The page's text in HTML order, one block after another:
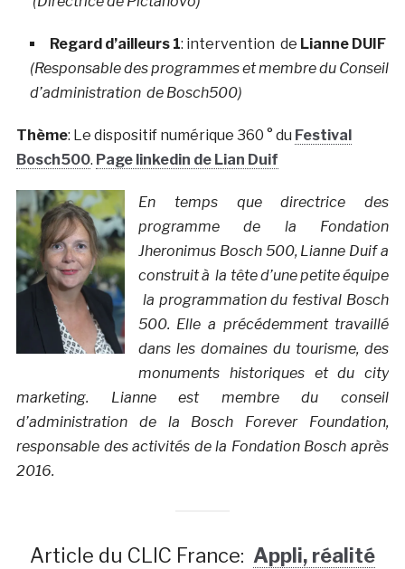
Regard d’ailleurs 1: intervention de Lianne DUIF
(Responsable des programmes et membre du Conseil
d’administration de Bosch500)
Thème: Le dispositif numérique 360 ° du Festival
Bosch500. Page linkedin de Lian Duif
En temps que directrice des
programme de la Fondation
Jheronimus Bosch 500, Lianne Duif a
construit à la tête d’une petite équipe
la programmation du festival Bosch
500. Elle a précédemment travaillé
dans les domaines du tourisme, des
monuments historiques et du city
marketing. Lianne est membre du conseil
d’administration de la Bosch Forever Foundation,
responsable des activités de la Fondation Bosch après
2016.
Article du CLIC France: Appli, réalité